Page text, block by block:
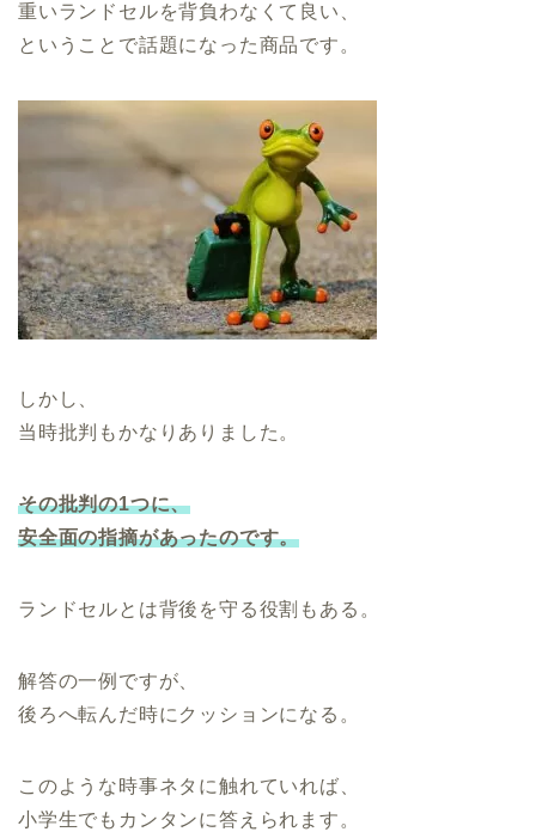
重いランドセルを背負わなくて良い、
ということで話題になった商品です。
しかし、
当時批判もかなりありました。
その批判の1つに、
安全面の指摘があったのです。
ランドセルとは背後を守る役割もある。
解答の一例ですが、
後ろへ転んだ時にクッションになる。
このような時事ネタに触れていれば、
小学生でもカンタンに答えられます。